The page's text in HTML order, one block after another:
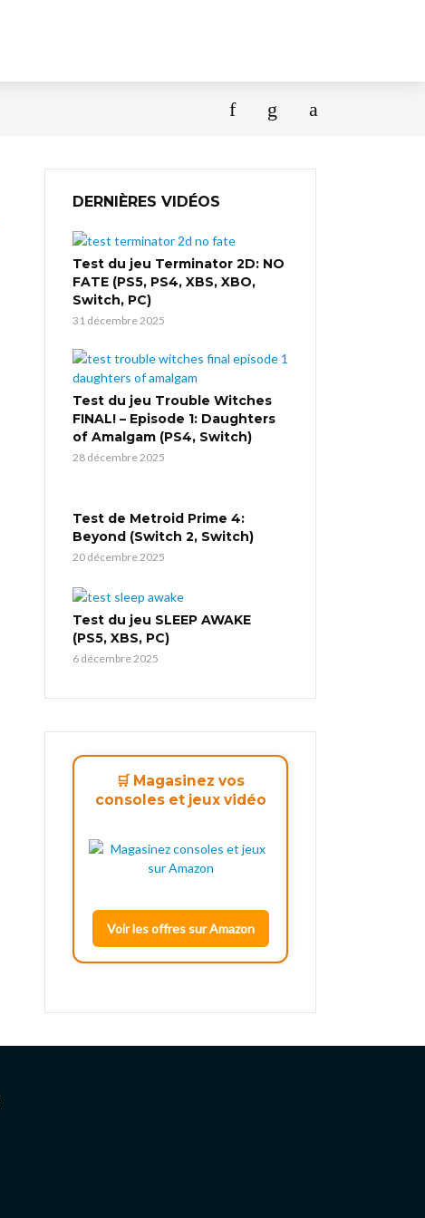
DERNIÈRES VIDÉOS
Test du jeu Terminator 2D: NO
FATE (PS5, PS4, XBS, XBO,
Switch, PC)
31 décembre 2025
Test du jeu Trouble Witches
FINAL! – Episode 1: Daughters
of Amalgam (PS4, Switch)
28 décembre 2025
Test de Metroid Prime 4:
Beyond (Switch 2, Switch)
20 décembre 2025
Test du jeu SLEEP AWAKE
(PS5, XBS, PC)
6 décembre 2025
🛒 Magasinez vos
consoles et jeux vidéo
Voir les offres sur Amazon